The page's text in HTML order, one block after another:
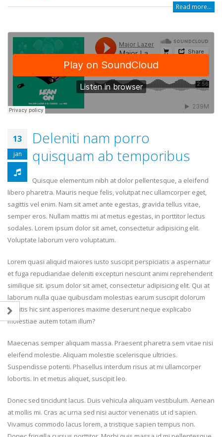
Read more...
13
jan
Deleniti nam porro
quisquam ab temporibus
Quisque elementum nibh at dolor pellentesque, a eleifend
libero pharetra. Mauris neque felis, volutpat nec ullamcorper eget,
sagittis vel enim. Nam sit amet ante egestas, gravida tellus vitae,
semper eros. Nullam mattis mi at metus egestas, in porttitor lectus
sodales. Lorem ipsum dolor sit amet, consectetur adipisicing elit.
Voluptate laborum vero voluptatum.
Lorem quasi aliquid maiores iusto suscipit perspiciatis a aspernatur
et fuga repudiandae deleniti excepturi nesciunt animi reprehenderit
similique sit. ipsum dolor sit amet, consectetur adipisicing elit. Qui at
laborum nulla quae quibusdam molestias earum suscipit dolorum
debitis hic sint asperiores maxime deserunt neque explicabo
molestiae autem totam illum?
Maecenas semper aliquam massa. Praesent pharetra sem vitae nisi
eleifend molestie. Aliquam molestie scelerisque ultricies.
Suspendisse potenti. Phasellus interdum risus at mi ullamcorper
lobortis. In et metus aliquet, suscipit leo.
Donec sed tincidunt lacus. Duis vehicula aliquam vestibulum. Aenean
at mollis mi. Cras ac urna sed nisi auctor venenatis ut id sapien.
Vivamus commodo lacus lorem, a tristique sapien tempus non.